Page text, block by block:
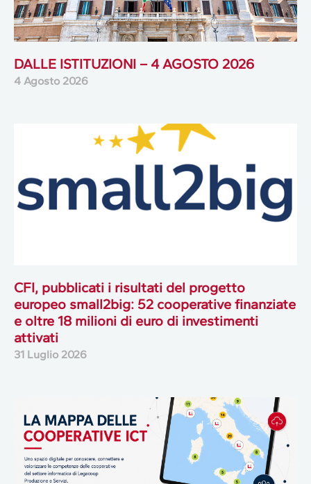
DALLE ISTITUZIONI – 4 AGOSTO 2026
4 Agosto 2026
CFI, pubblicati i risultati del progetto
europeo small2big: 52 cooperative finanziate
e oltre 18 milioni di euro di investimenti
attivati
31 Luglio 2026